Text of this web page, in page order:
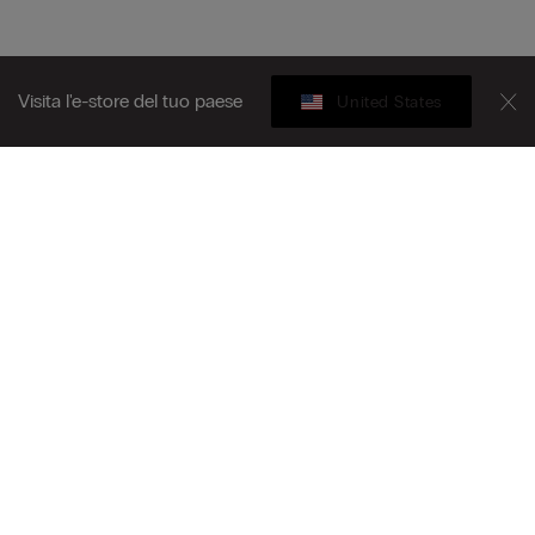
Visita l'e-store del tuo paese United States